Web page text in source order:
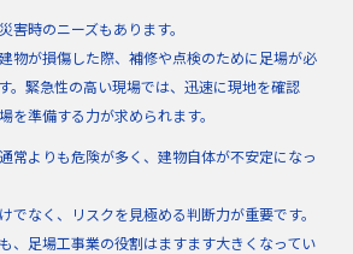
害時のニーズもあります。
物が損傷した際、補修や点検のために足場が必
。緊急性の高い現場では、迅速に現地を確認
を準備する力が求められます。
常よりも危険が多く、建物自体が不安定になっ
でなく、リスクを見極める判断力が重要です。
、足場工事業の役割はますます大きくなってい